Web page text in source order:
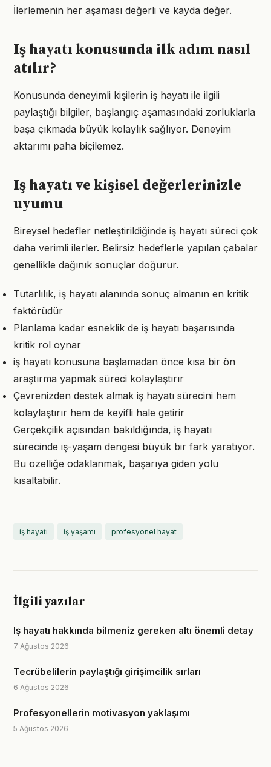
İlerlemenin her aşaması değerli ve kayda değer.
Iş hayatı konusunda ilk adım nasıl
atılır?
Konusunda deneyimli kişilerin iş hayatı ile ilgili
paylaştığı bilgiler, başlangıç aşamasındaki zorluklarla
başa çıkmada büyük kolaylık sağlıyor. Deneyim
aktarımı paha biçilemez.
Iş hayatı ve kişisel değerlerinizle
uyumu
Bireysel hedefler netleştirildiğinde iş hayatı süreci çok
daha verimli ilerler. Belirsiz hedeflerle yapılan çabalar
genellikle dağınık sonuçlar doğurur.
Tutarlılık, iş hayatı alanında sonuç almanın en kritik
faktörüdür
Planlama kadar esneklik de iş hayatı başarısında
kritik rol oynar
iş hayatı konusuna başlamadan önce kısa bir ön
araştırma yapmak süreci kolaylaştırır
Çevrenizden destek almak iş hayatı sürecini hem
kolaylaştırır hem de keyifli hale getirir
Gerçekçilik açısından bakıldığında, iş hayatı
sürecinde iş-yaşam dengesi büyük bir fark yaratıyor.
Bu özelliğe odaklanmak, başarıya giden yolu
kısaltabilir.
iş hayatı iş yaşamı profesyonel hayat
İlgili yazılar
Iş hayatı hakkında bilmeniz gereken altı önemli detay
7 Ağustos 2026
Tecrübelilerin paylaştığı girişimcilik sırları
6 Ağustos 2026
Profesyonellerin motivasyon yaklaşımı
5 Ağustos 2026